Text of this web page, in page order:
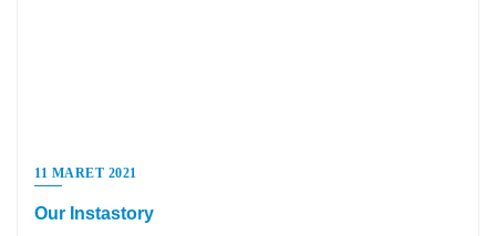
11 MARET 2021
Our Instastory